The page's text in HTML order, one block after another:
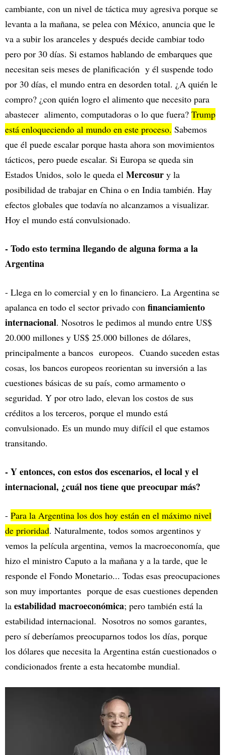
cambiante, con un nivel de táctica muy agresiva porque se
levanta a la mañana, se pelea con México, anuncia que le
va a subir los aranceles y después decide cambiar todo
pero por 30 días. Si estamos hablando de embarques que
necesitan seis meses de planificación y él suspende todo
por 30 días, el mundo entra en desorden total. ¿A quién le
compro? ¿con quién logro el alimento que necesito para
abastecer alimento, computadoras o lo que fuera? Trump
está enloqueciendo al mundo en este proceso. Sabemos
que él puede escalar porque hasta ahora son movimientos
tácticos, pero puede escalar. Si Europa se queda sin
Estados Unidos, solo le queda el Mercosur y la
posibilidad de trabajar en China o en India también. Hay
efectos globales que todavía no alcanzamos a visualizar.
Hoy el mundo está convulsionado.
- Todo esto termina llegando de alguna forma a la
Argentina
- Llega en lo comercial y en lo financiero. La Argentina se
apalanca en todo el sector privado con financiamiento
internacional. Nosotros le pedimos al mundo entre US$
20.000 millones y US$ 25.000 billones de dólares,
principalmente a bancos europeos. Cuando suceden estas
cosas, los bancos europeos reorientan su inversión a las
cuestiones básicas de su país, como armamento o
seguridad. Y por otro lado, elevan los costos de sus
créditos a los terceros, porque el mundo está
convulsionado. Es un mundo muy difícil el que estamos
transitando.
- Y entonces, con estos dos escenarios, el local y el
internacional, ¿cuál nos tiene que preocupar más?
- Para la Argentina los dos hoy están en el máximo nivel
de prioridad. Naturalmente, todos somos argentinos y
vemos la película argentina, vemos la macroeconomía, que
hizo el ministro Caputo a la mañana y a la tarde, que le
responde el Fondo Monetario... Todas esas preocupaciones
son muy importantes porque de esas cuestiones dependen
la estabilidad macroeconómica; pero también está la
estabilidad internacional. Nosotros no somos garantes,
pero sí deberíamos preocuparnos todos los días, porque
los dólares que necesita la Argentina están cuestionados o
condicionados frente a esta hecatombe mundial.